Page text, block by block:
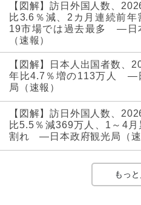
【図解】訪日外国人数、
比3.6％減、2カ月連続前年
19市場では過去最多 ―日
（速報）
【図解】日本人出国者数、
年比4.7％増の113万人 ―
局（速報）
【図解】訪日外国人数、
比5.5％減369万人、1～4月
割れ ―日本政府観光局（速
もっ